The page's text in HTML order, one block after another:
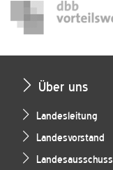
Über uns
Landesleitung
Landesvorstand
Landesausschuss